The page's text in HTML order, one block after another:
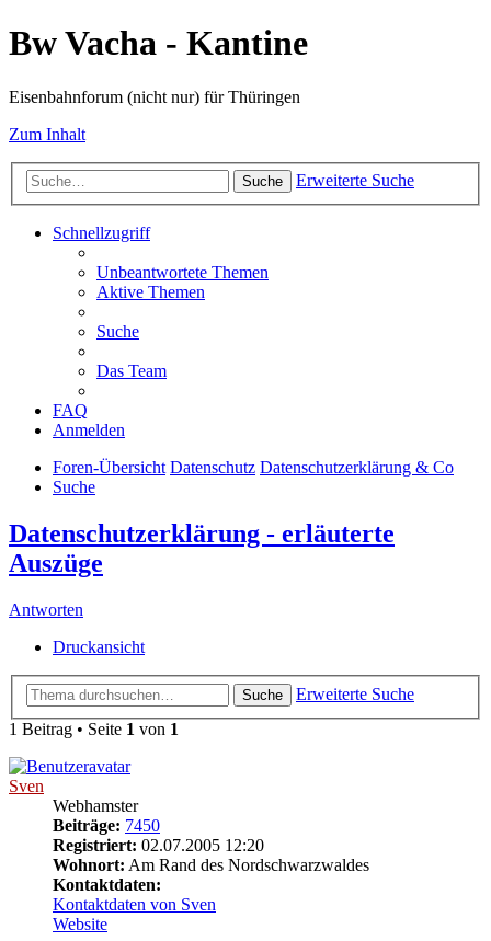
Bw Vacha - Kantine
Eisenbahnforum (nicht nur) für Thüringen
Zum Inhalt
Suche Erweiterte Suche
Schnellzugriff
Unbeantwortete Themen
Aktive Themen
Suche
Das Team
FAQ
Anmelden
Foren-Übersicht Datenschutz Datenschutzerklärung & Co
Suche
Datenschutzerklärung - erläuterte
Auszüge
Antworten
Druckansicht
Suche
Erweiterte Suche
1 Beitrag • Seite 1 von 1
Sven
Webhamster
Beiträge: 7450
Registriert: 02.07.2005 12:20
Wohnort: Am Rand des Nordschwarzwaldes
Kontaktdaten:
Kontaktdaten von Sven
Website